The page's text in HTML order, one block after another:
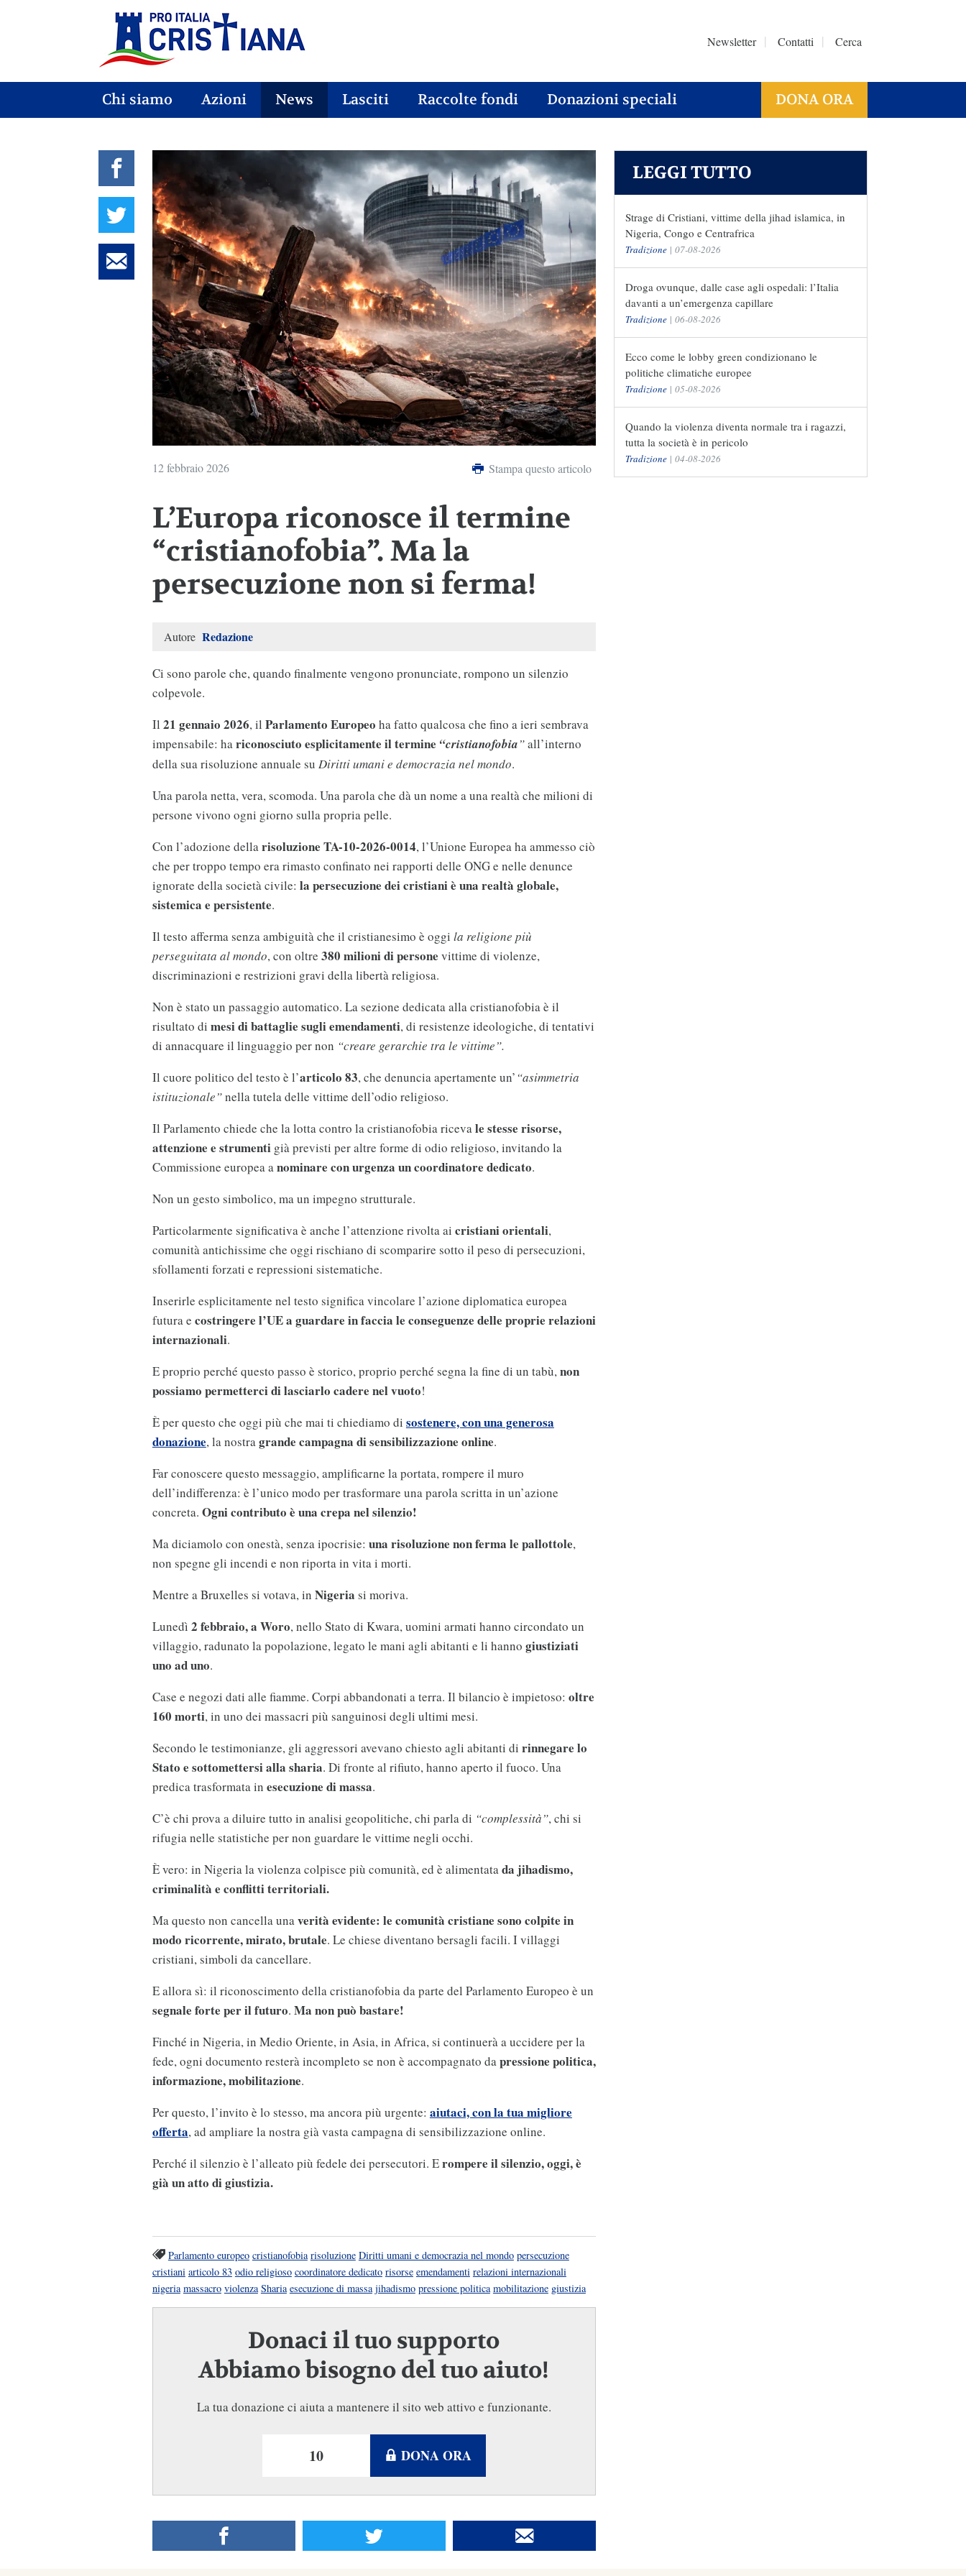
Newsletter Contatti Cerca
Chi siamo Azioni News Lasciti Raccolte fondi Donazioni speciali DONA ORA
12 febbraio 2026 Stampa questo articolo
L’Europa riconosce il termine
“cristianofobia”. Ma la
persecuzione non si ferma!
Autore Redazione
Ci sono parole che, quando finalmente vengono pronunciate, rompono un silenzio
colpevole.
Il 21 gennaio 2026, il Parlamento Europeo ha fatto qualcosa che fino a ieri sembrava
impensabile: hariconosciuto esplicitamente il termine “cristianofobia”all’interno
della sua risoluzione annuale su Diritti umani e democrazia nel mondo.
Una parola netta, vera, scomoda. Una parola che dà un nome a una realtà che milioni di
persone vivono ogni giorno sulla propria pelle.
Con l’adozione dellarisoluzione TA-10-2026-0014, l’Unione Europea ha ammesso ciò
che per troppo tempo era rimasto confinato nei rapporti delle ONG e nelle denunce
ignorate della società civile: la persecuzione dei cristiani è una realtà globale,
sistemica e persistente.
Il testo afferma senza ambiguità che il cristianesimo è oggi la religione più
perseguitata al mondo, con oltre 380 milioni di persone vittime di violenze,
discriminazioni e restrizioni gravi della libertà religiosa.
Non è stato un passaggio automatico. La sezione dedicata alla cristianofobia è il
risultato di mesi di battaglie sugli emendamenti, di resistenze ideologiche, di tentativi
di annacquare il linguaggio per non “creare gerarchie tra le vittime”.
Il cuore politico del testo è l’articolo 83, che denuncia apertamente un’“asimmetria
istituzionale”nella tutela delle vittime dell’odio religioso.
Il Parlamento chiede che la lotta contro la cristianofobia ricevale stesse risorse,
attenzione e strumentigià previsti per altre forme di odio religioso, invitando la
Commissione europea anominare con urgenza un coordinatore dedicato.
Non un gesto simbolico, ma un impegno strutturale.
Particolarmente significativa è anche l’attenzione rivolta ai cristiani orientali,
comunità antichissime che oggi rischiano di scomparire sotto il peso di persecuzioni,
sfollamenti forzati e repressioni sistematiche.
Inserirle esplicitamente nel testo significa vincolare l’azione diplomatica europea
futura e costringere l’UE a guardare in faccia le conseguenze delle proprie relazioni
internazionali.
E proprio perché questo passo è storico, proprio perché segna la fine di un tabù,non
possiamo permetterci di lasciarlo cadere nel vuoto!
È per questo che oggi più che mai ti chiediamo di sostenere, con una generosa
donazione, la nostragrande campagna di sensibilizzazione online.
Far conoscere questo messaggio, amplificarne la portata, rompere il muro
dell’indifferenza: è l’unico modo per trasformare una parola scritta in un’azione
concreta. Ogni contributo è una crepa nel silenzio!
Ma diciamolo con onestà, senza ipocrisie: una risoluzione non ferma le pallottole,
non spegne gli incendi e non riporta in vita i morti.
Mentre a Bruxelles si votava, in Nigeria si moriva.
Lunedì 2 febbraio, a Woro, nello Stato di Kwara, uomini armati hanno circondato un
villaggio, radunato la popolazione, legato le mani agli abitanti e li hanno giustiziati
uno ad uno.
Case e negozi dati alle fiamme. Corpi abbandonati a terra. Il bilancio è impietoso: oltre
160 morti, in uno dei massacri più sanguinosi degli ultimi mesi.
Secondo le testimonianze, gli aggressori avevano chiesto agli abitanti di rinnegare lo
Stato e sottomettersi alla sharia. Di fronte al rifiuto, hanno aperto il fuoco. Una
predica trasformata in esecuzione di massa.
C’è chi prova a diluire tutto in analisi geopolitiche, chi parla di “complessità”, chi si
rifugia nelle statistiche per non guardare le vittime negli occhi.
È vero: in Nigeria la violenza colpisce più comunità, ed è alimentatada jihadismo,
criminalità e conflitti territoriali.
Ma questo non cancella unaverità evidente: le comunità cristiane sono colpite in
modo ricorrente, mirato, brutale. Le chiese diventano bersagli facili. I villaggi
cristiani, simboli da cancellare.
E allora sì: il riconoscimento della cristianofobia da parte del Parlamento Europeo è un
segnale forte per il futuro. Ma non può bastare!
Finché in Nigeria, in Medio Oriente, in Asia, in Africa, si continuerà a uccidere per la
fede, ogni documento resterà incompleto se non è accompagnato dapressione politica,
informazione, mobilitazione.
Per questo, l’invito è lo stesso, ma ancora più urgente: aiutaci, con la tua migliore
offerta, ad ampliare la nostra già vasta campagna di sensibilizzazione online.
Perché il silenzio è l’alleato più fedele dei persecutori. Erompere il silenzio, oggi, è
già un atto di giustizia.
Parlamento europeo cristianofobia risoluzione Diritti umani e democrazia nel mondo persecuzione
cristiani articolo 83 odio religioso coordinatore dedicato risorse emendamenti relazioni internazionali
nigeria massacro violenza Sharia esecuzione di massa jihadismo pressione politica mobilitazione giustizia
Donaci il tuo supporto
Abbiamo bisogno del tuo aiuto!
La tua donazione ci aiuta a mantenere il sito web attivo e funzionante.
DONA ORA
LEGGI TUTTO
Strage di Cristiani, vittime della jihad islamica, in
Nigeria, Congo e Centrafrica
Tradizione | 07-08-2026
Droga ovunque, dalle case agli ospedali: l’Italia
davanti a un’emergenza capillare
Tradizione | 06-08-2026
Ecco come le lobby green condizionano le
politiche climatiche europee
Tradizione | 05-08-2026
Quando la violenza diventa normale tra i ragazzi,
tutta la società è in pericolo
Tradizione | 04-08-2026